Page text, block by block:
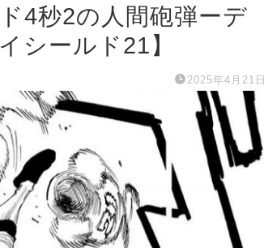
4秒2の人間砲弾ーデ
シールド21】
2025年4月21日